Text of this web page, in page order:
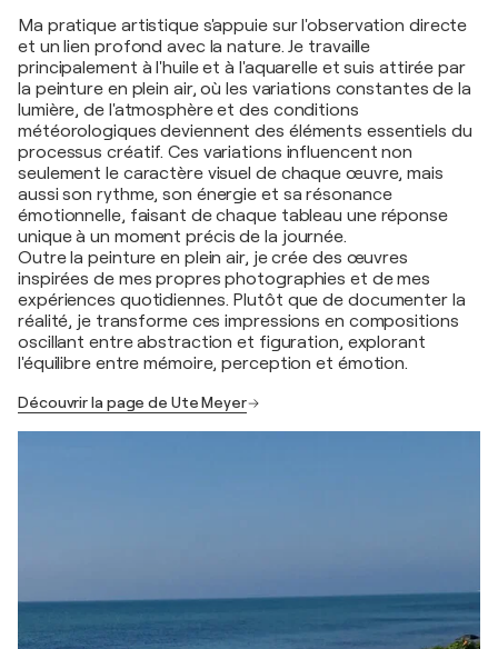
Ma pratique artistique s'appuie sur l'observation directe
et un lien profond avec la nature. Je travaille
principalement à l'huile et à l'aquarelle et suis attirée par
la peinture en plein air, où les variations constantes de la
lumière, de l'atmosphère et des conditions
météorologiques deviennent des éléments essentiels du
processus créatif. Ces variations influencent non
seulement le caractère visuel de chaque œuvre, mais
aussi son rythme, son énergie et sa résonance
émotionnelle, faisant de chaque tableau une réponse
unique à un moment précis de la journée.
Outre la peinture en plein air, je crée des œuvres
inspirées de mes propres photographies et de mes
expériences quotidiennes. Plutôt que de documenter la
réalité, je transforme ces impressions en compositions
oscillant entre abstraction et figuration, explorant
l'équilibre entre mémoire, perception et émotion.
Découvrir la page de Ute Meyer